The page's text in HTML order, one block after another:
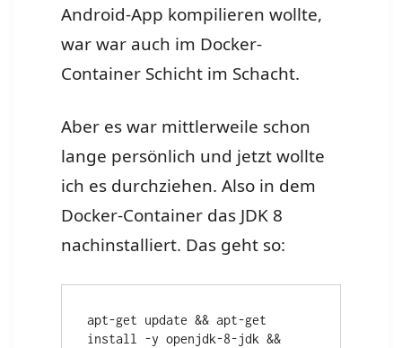
Android-App kompilieren wollte,
war war auch im Docker-
Container Schicht im Schacht.
Aber es war mittlerweile schon
lange persönlich und jetzt wollte
ich es durchziehen. Also in dem
Docker-Container das JDK 8
nachinstalliert. Das geht so:
apt-get update && apt-get
install -y openjdk-8-jdk &&